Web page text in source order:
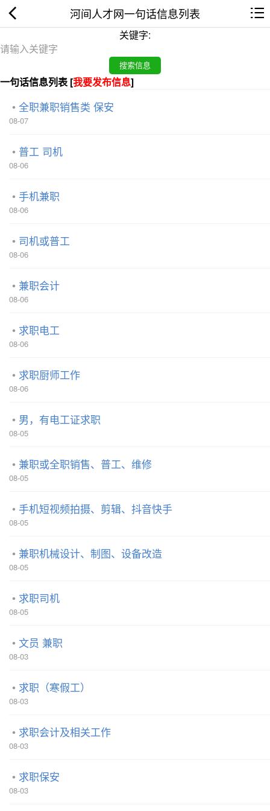
河间人才网一句话信息列表
关键字:
一句话信息列表 [我要发布信息]
全职兼职销售类 保安
08-07
普工 司机
08-06
手机兼职
08-06
司机或普工
08-06
兼职会计
08-06
求职电工
08-06
求职厨师工作
08-06
男，有电工证求职
08-05
兼职或全职销售、普工、维修
08-05
手机短视频拍摄、剪辑、抖音快手
08-05
兼职机械设计、制图、设备改造
08-05
求职司机
08-05
文员 兼职
08-03
求职（寒假工）
08-03
求职会计及相关工作
08-03
求职保安
08-03